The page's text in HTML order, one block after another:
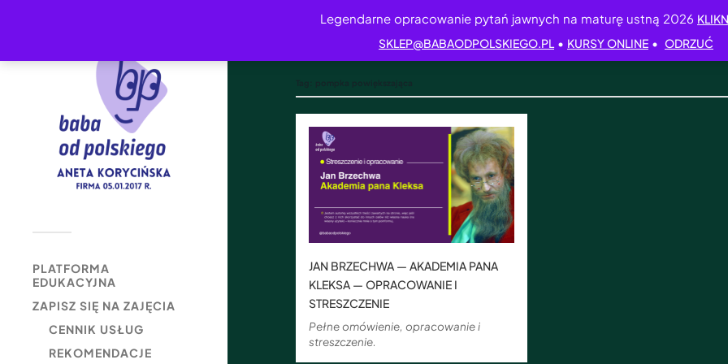
Legendarne opracowanie pytań jawnych na maturę ustną 2026
SKLEP@BABAODPOLSKIEGO.PL • KURSY ONLINE • ODRZUĆ
PLATFORMA
EDUKACYJNA
ZAPISZ SIĘ NA ZAJĘCIA
CENNIK USŁUG
REKOMENDACJE
JAN BRZECHWA — AKADEMIA PANA
KLEKSA — OPRACOWANIE I
STRESZCZENIE
Pełne omówienie, opracowanie i
streszczenie.